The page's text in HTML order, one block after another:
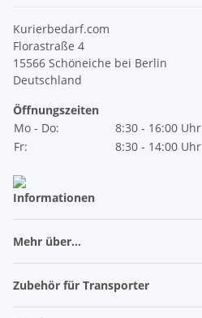
Kurierbedarf.com
Florastraße 4
15566 Schöneiche bei Berlin
Deutschland
Öffnungszeiten
Mo - Do:
8:30 - 16:00 Uhr
Fr:
8:30 - 14:00 Uhr
Informationen
Mehr über...
Zubehör für Transporter